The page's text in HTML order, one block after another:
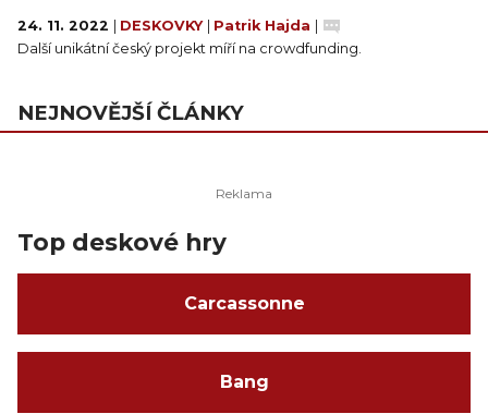
24. 11. 2022 DESKOVKY Patrik Hajda
Další unikátní český projekt míří na crowdfunding.
NEJNOVĚJŠÍ ČLÁNKY
Top deskové hry
Carcassonne
Bang